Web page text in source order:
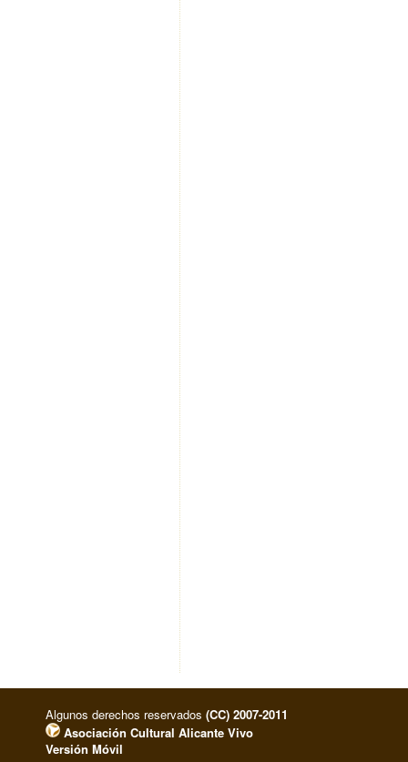
Algunos derechos reservados (CC) 2007-2011
Asociación Cultural Alicante Vivo
Versión Móvil